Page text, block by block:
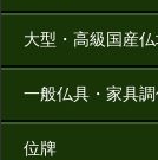
大型・高級国産仏
一般仏具・家具
位牌